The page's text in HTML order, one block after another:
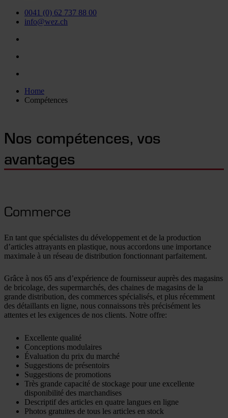
0041 (0) 62 737 88 00
info@wez.ch
Home
Compétences
Nos compétences, vos
avantages
Commerce
En tant que spécialistes du développement et de la production
d’articles attrayants en plastique, nous accordons une importance
maximale à un réseau de distribution fonctionnant parfaitement.
Grâce à nos 65 ans d’expérience de fournisseur auprès des magasins
de bricolage, des supermarchés, des chaines de magasins de la
grande distribution, des commerces spécialisés, et plus récemment
des détaillants en ligne, nous connaissons très précisément les
attentes et les exigences de nos clients. Notre offre:
Excellente qualité
Conceptions modulaires
Évaluation du prix du marché
Suggestions de présentoirs
Suggestions de promotions
Très grande capacité de stockage pour une excellente
disponibilité des marchandises
Descriptif des articles en quatre langues en ligne
Photos gratuites de tous les articles en stock